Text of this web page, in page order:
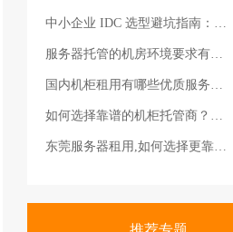
中小企业 IDC 选型避坑指南：选
对服务商，省钱还省心
服务器托管的机房环境要求有哪
些？
国内机柜租用有哪些优质服务
商？
如何选择靠谱的机柜托管商？得
这么挑才靠谱
东莞服务器租用,如何选择更靠谱